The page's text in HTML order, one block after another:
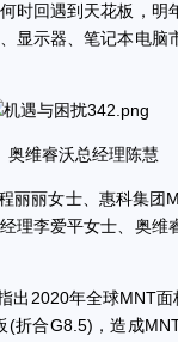
时回遇到天花板，明
显示器、笔记本电
维睿沃总经理陈慧
丽女士、惠科集团
理李爱平女士、奥维
2020年全球MNT面
折合G8.5)，造成